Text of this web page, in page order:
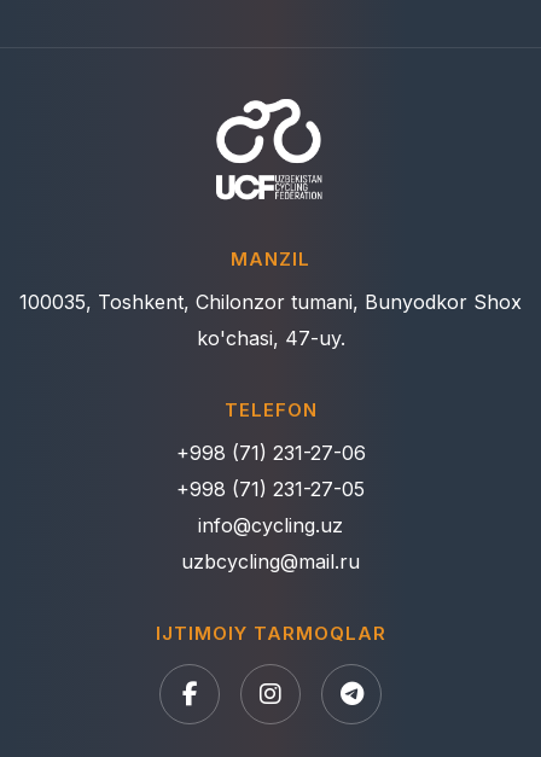
MANZIL
100035, Toshkent, Chilonzor tumani, Bunyodkor Shox
ko'chasi, 47-uy.
TELEFON
+998 (71) 231-27-06
+998 (71) 231-27-05
info@cycling.uz
uzbcycling@mail.ru
IJTIMOIY TARMOQLAR